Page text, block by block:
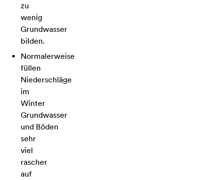
zu
wenig
Grundwasser
bilden.
Normalerweise
füllen
Niederschläge
im
Winter
Grundwasser
und Böden
sehr
viel
rascher
auf